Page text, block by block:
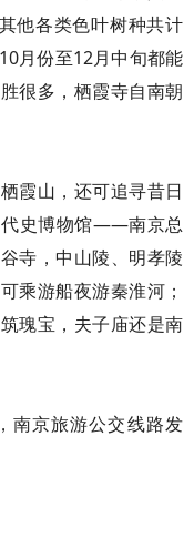
他各类色叶树种共计
月份至12月中旬都能
很多，栖霞寺自南朝
霞山，还可追寻昔日
代史博物馆——南京总
寺，中山陵、明孝陵
乘游船夜游秦淮河；
瑰宝，夫子庙还是南
京旅游公交线路发